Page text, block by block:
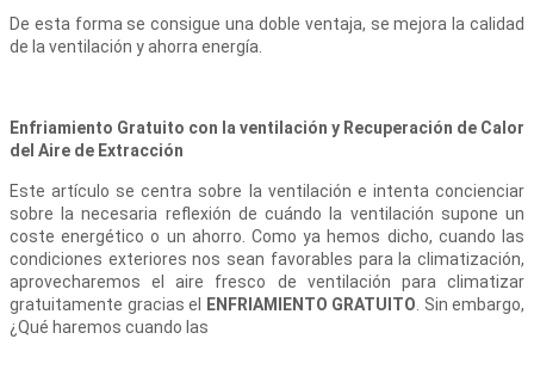
De esta forma se consigue una doble ventaja, se mejora la calidad
de la ventilación y ahorra energía.
Enfriamiento Gratuito con la ventilación y Recuperación de Calor
del Aire de Extracción
Este artículo se centra sobre la ventilación e intenta concienciar
sobre la necesaria reflexión de cuándo la ventilación supone un
coste energético o un ahorro. Como ya hemos dicho, cuando las
condiciones exteriores nos sean favorables para la climatización,
aprovecharemos el aire fresco de ventilación para climatizar
gratuitamente gracias el
ENFRIAMIENTO GRATUITO . Sin embargo,
¿Qué haremos cuando las